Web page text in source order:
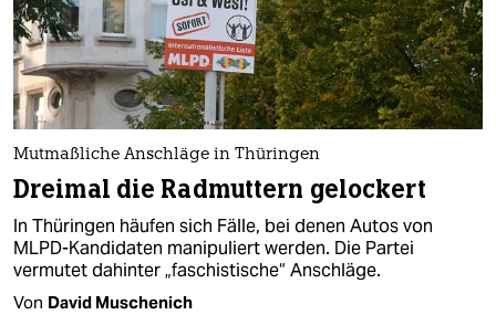
Mutmaßliche Anschläge in Thüringen
Dreimal die Radmuttern gelockert
In Thüringen häufen sich Fälle, bei denen Autos von
MLPD-Kandidaten manipuliert werden. Die Partei
vermutet dahinter „faschistische“ Anschläge.
Von David Muschenich